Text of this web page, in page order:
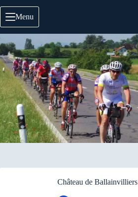
au
contenu
Menu
Château de Ballainvilliers